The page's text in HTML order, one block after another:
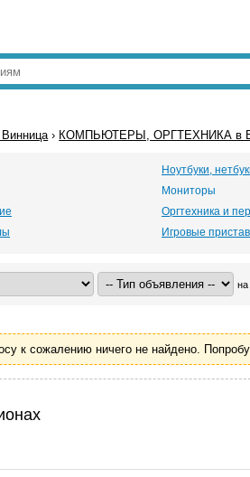
› КОМПЬЮТЕРЫ, ОРГТЕХНИКА в
Ноутбуки,
Мониторы
Оргтехника и
Игровые
на
к сожалению ничего не найдено.